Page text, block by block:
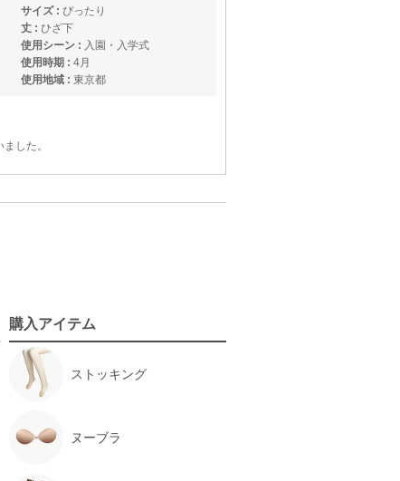
サイズ : ぴったり
丈 : ひざ下
使用シーン : 入園・入学式
使用時期 : 4月
使用地域 : 東京都
した。
丈 :ひざ下5cm
使用シーン :入園・入学式
使用時期 :
使用地域 : 埼玉県
購入アイテム
ストッキング
ヌーブラ